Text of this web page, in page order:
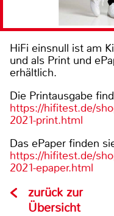
HiFi einsnull ist am
und als Print und
erhältlich.
Die Printausgabe
https://hifitest.de/
2021-print.html
Das ePaper finden
https://hifitest.de/
2021-epaper.html
zurück zur
Übersicht